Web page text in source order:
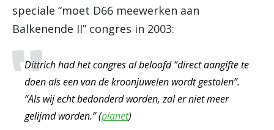
speciale “moet D66 meewerken aan
Balkenende II” congres in 2003:
Dittrich had het congres al beloofd “direct aangifte te
doen als een van de kroonjuwelen wordt gestolen”.
“Als wij echt bedonderd worden, zal er niet meer
gelijmd worden.” (planet)